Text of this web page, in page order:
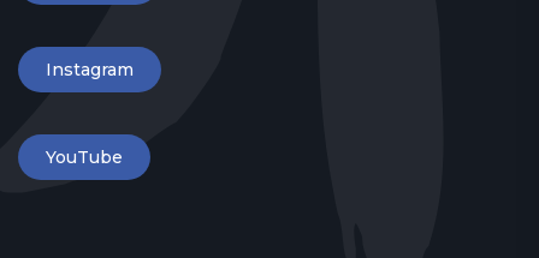
Instagram
YouTube